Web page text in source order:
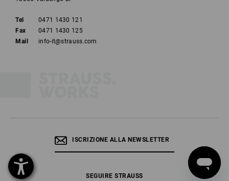
Tel
0471 1430 121
Fax
0471 1430 125
Mail
info-it@strauss.com
ISCRIZIONE ALLA NEWSLETTER
SEGUIRE STRAUSS